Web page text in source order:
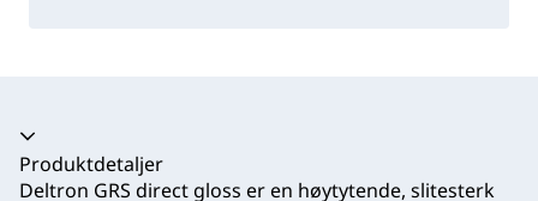
Trekkspill kollapset
Produktdetaljer
Deltron GRS direct gloss er en høytytende, slitesterk